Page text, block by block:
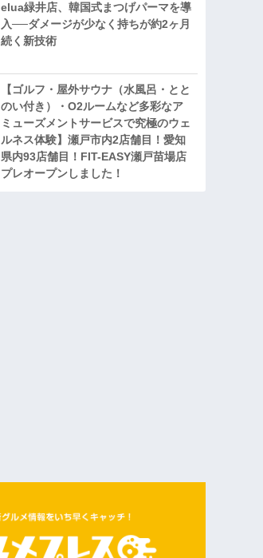
elua緑井店、韓国式まつげパーマを導
入──ダメージが少なく持ちが約2ヶ月
続く新技術
【ゴルフ・屋外サウナ（水風呂・とと
のい付き）・O2ルームなど多彩なア
ミューズメントサービスで究極のウェ
ルネス体験】瀬戸市内2店舗目！愛知
県内93店舗目！FIT-EASY瀬戸苗場店
プレオープンしました！